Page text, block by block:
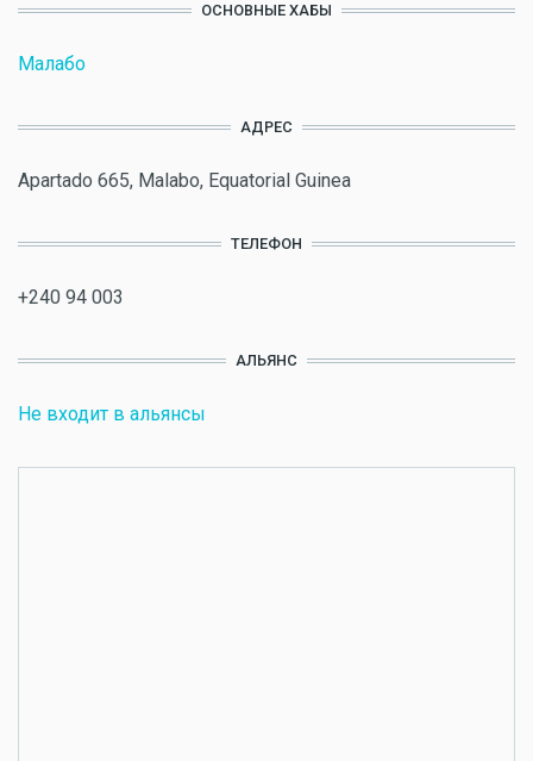
ОСНОВНЫЕ ХАБЫ
Малабо
АДРЕС
Apartado 665, Malabo, Equatorial Guinea
ТЕЛЕФОН
+240 94 003
АЛЬЯНС
Не входит в альянсы